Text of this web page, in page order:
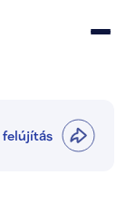
felújítás